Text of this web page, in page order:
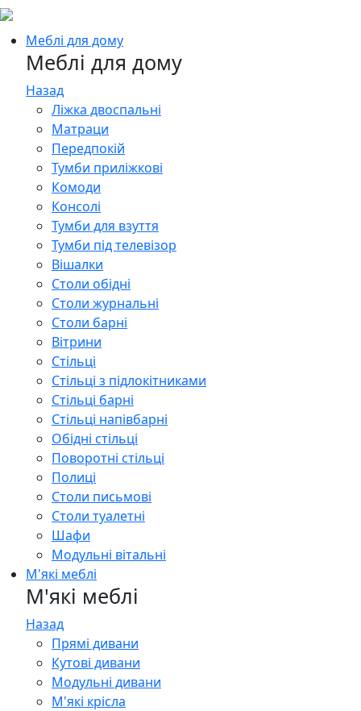
Меблі для дому
Меблі для дому
Назад
Ліжка двоспальні
Матраци
Передпокій
Тумби приліжкові
Комоди
Консолі
Тумби для взуття
Тумби під телевізор
Вішалки
Столи обідні
Столи журнальні
Столи барні
Вітрини
Стільці
Стільці з підлокітниками
Стільці барні
Стільці напівбарні
Обідні стільці
Поворотні стільці
Полиці
Столи письмові
Столи туалетні
Шафи
Модульні вітальні
М'які меблі
М'які меблі
Назад
Прямі дивани
Кутові дивани
Модульні дивани
М'які крісла